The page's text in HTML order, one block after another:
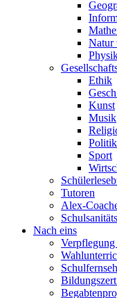
Natur
Ethik
Kunst
Musik
Sport
Tutoren
Alex-
Nach eins